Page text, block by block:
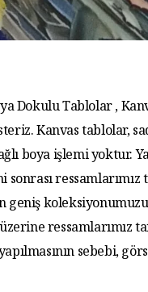
Dokulu Tablolar ,
Kanvas tablolar,
boya işlemi yoktur.
ressamlarımız
geniş
ressamlarımız
sebebi,